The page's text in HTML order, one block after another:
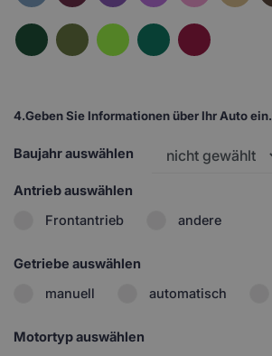
4.Geben Sie Informationen über Ihr Auto ein.
Baujahr auswählen
Antrieb auswählen
Frontantrieb
andere
Getriebe auswählen
manuell
automatisch
Motortyp auswählen